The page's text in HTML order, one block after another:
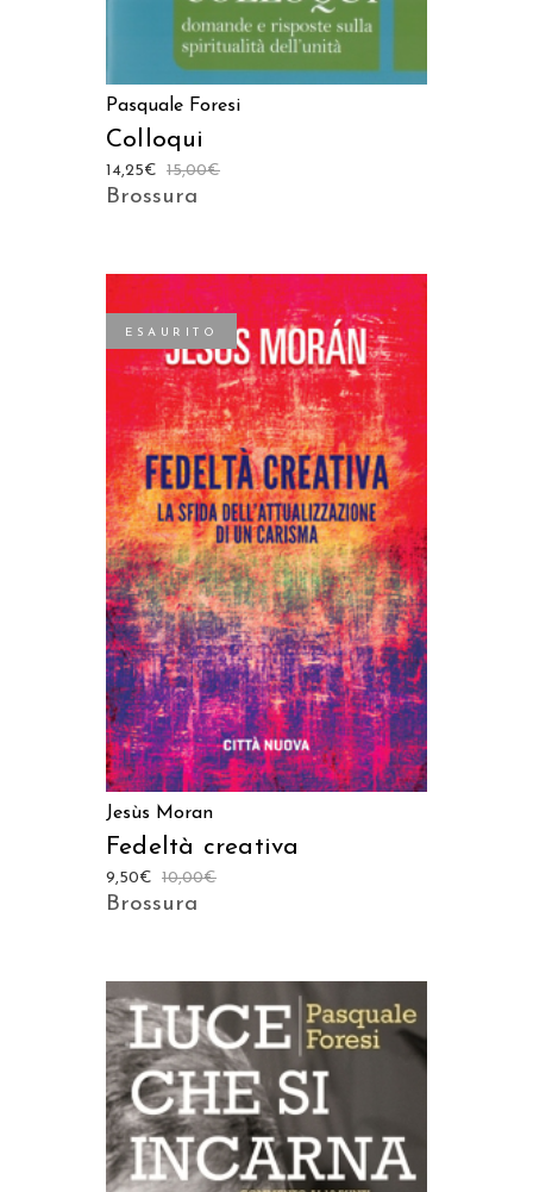
Pasquale Foresi
Colloqui
15,00€
14,25€
Brossura
ESAURITO
LEGGI TUTTO
Jesùs Moran
Fedeltà creativa
10,00€
9,50€
Brossura